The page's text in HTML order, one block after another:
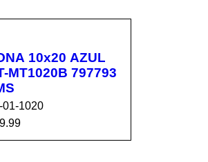
10x20 AZUL
MT1020B 797793
01-1020
AL CA
VISTA